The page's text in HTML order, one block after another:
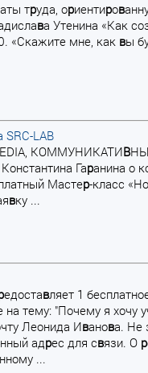
труда, ориентиров
ва Утенина «Как
«Скажите мне, как вы
SRC-LAB
КОММУНИКАТИВ
Гаранина о
Мастер-класс «Но
вку ...
едоставляет 1
на тему: "Почему я хочу
Леонида Иванова. Не
адрес для связи. О р
...